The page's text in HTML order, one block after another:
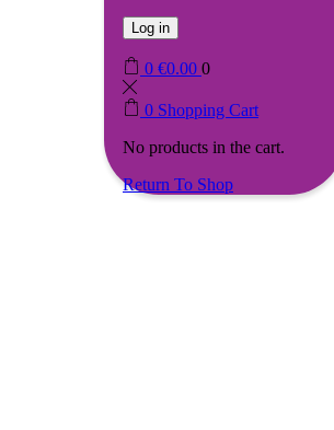
Log in
0 €0.00 0
0 Shopping Cart
No products in the cart.
Return To Shop